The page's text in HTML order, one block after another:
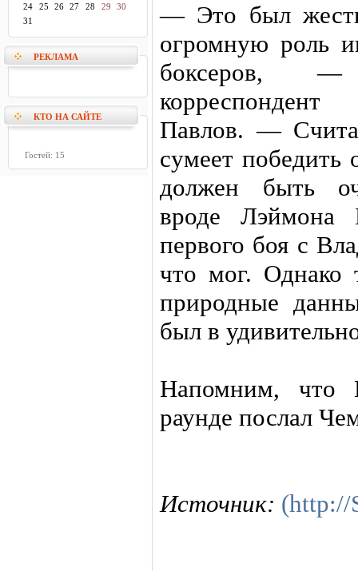
24
25 26 27 28 29
30
31
РЕКЛАМА
КТО НА САЙТЕ
Гостей: 15
— Это был
огромную роль
боксеров,
Павлов. —
сумеет победить
должен быть
вроде Лэймона
первого боя с
что мог. Однако
природные
был в
Напомним, что
раунде послал
Источник: (http://